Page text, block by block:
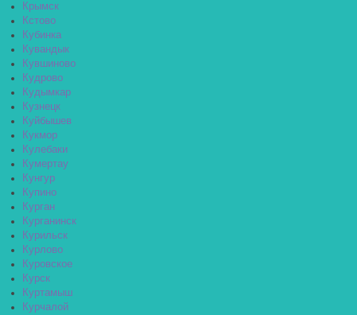
Крымск
Кстово
Кубинка
Кувандык
Кувшиново
Кудрово
Кудымкар
Кузнецк
Куйбышев
Кукмор
Кулебаки
Кумертау
Кунгур
Купино
Курган
Курганинск
Курильск
Курлово
Куровское
Курск
Куртамыш
Курчалой